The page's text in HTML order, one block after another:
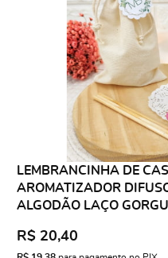
LEMBRANCINHA DE
AROMATIZADOR
ALGODÃO LAÇO
R$ 20,40